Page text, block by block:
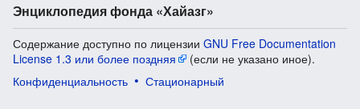
Энциклопедия фонда «Хайазг»
Содержание доступно по лицензии GNU Free Documentation
License 1.3 или более поздняя
(если не указано иное).
Конфиденциальность
Стационарный